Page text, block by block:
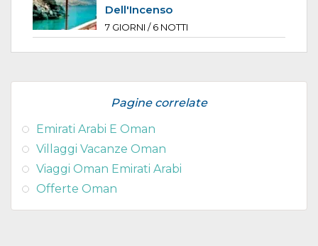
Dell'Incenso
7 GIORNI / 6 NOTTI
Pagine correlate
Emirati Arabi E Oman
Villaggi Vacanze Oman
Viaggi Oman Emirati Arabi
Offerte Oman